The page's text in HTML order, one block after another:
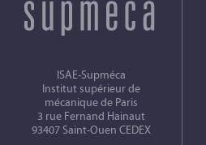
ISAE-Supméca
Institut supérieur de
mécanique de Paris
3 rue Fernand Hainaut
93407 Saint-Ouen CEDEX